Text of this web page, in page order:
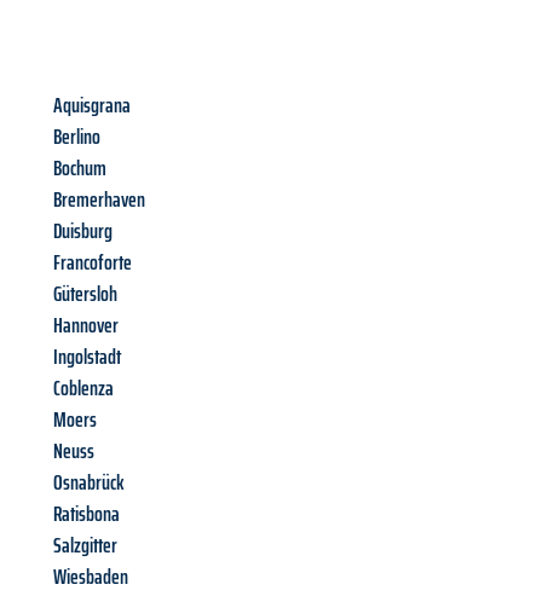
Aquisgrana
Berlino
Bochum
Bremerhaven
Duisburg
Francoforte
Gütersloh
Hannover
Ingolstadt
Coblenza
Moers
Neuss
Osnabrück
Ratisbona
Salzgitter
Wiesbaden